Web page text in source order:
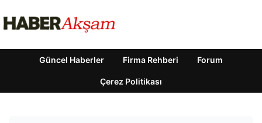
Güncel Haberler Firma Rehberi Forum
Çerez Politikası